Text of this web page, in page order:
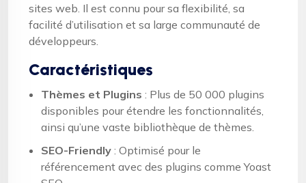
sites web. Il est connu pour sa flexibilité, sa
facilité d’utilisation et sa large communauté de
développeurs.
Caractéristiques
Thèmes et Plugins : Plus de 50 000 plugins
disponibles pour étendre les fonctionnalités,
ainsi qu’une vaste bibliothèque de thèmes.
SEO-Friendly : Optimisé pour le
référencement avec des plugins comme Yoast